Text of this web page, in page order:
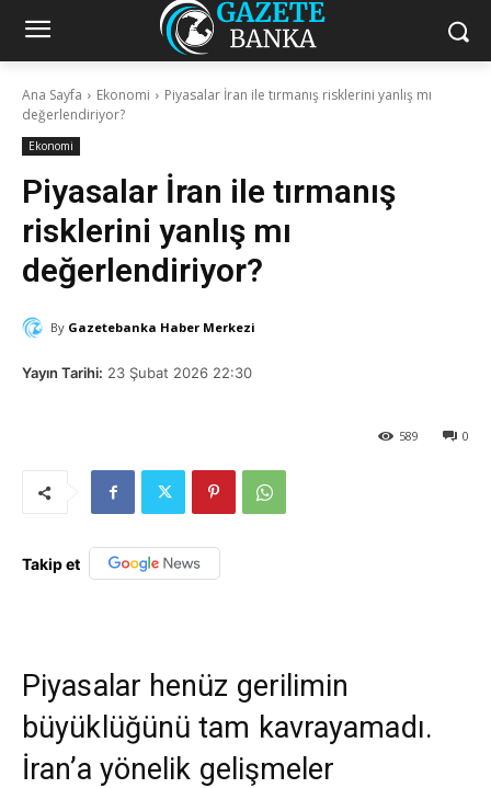
Ana Sayfa Ekonomi
Piyasalar İran ile tırmanış risklerini yanlış mı
değerlendiriyor?
Ekonomi
Piyasalar İran ile tırmanış
risklerini yanlış mı
değerlendiriyor?
By Gazetebanka Haber Merkezi
Yayın Tarihi: 23 Şubat 2026 22:30
0
589
Takip et
Piyasalar henüz gerilimin
büyüklüğünü tam kavrayamadı.
İran’a yönelik gelişmeler